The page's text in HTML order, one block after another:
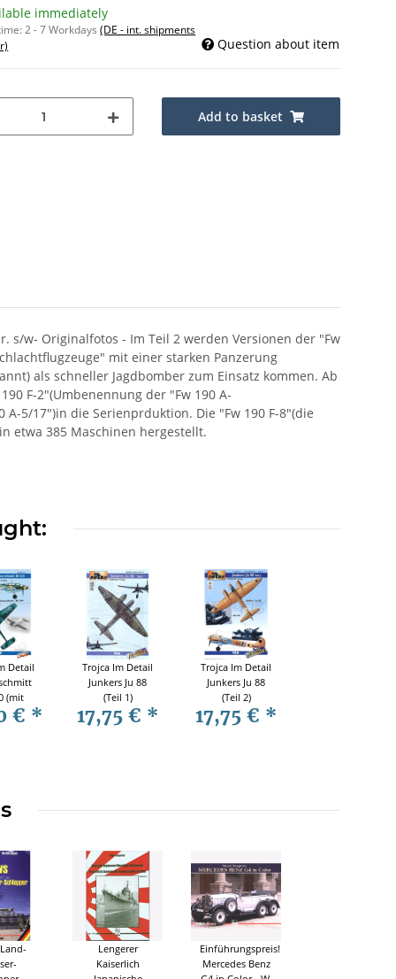
immediately
2 - 7 Workdays(DE - int. shipments
Question about item
Add to basket
s/w- Originalfotos - Im Teil 2 werden Versionen der "Fw
mit einer starken Panzerung
als schneller Jagdbomber zum Einsatz kommen. Ab
F-2"(Umbenennung der "Fw 190 A-
A-5/17")in die Serienprduktion. Die "Fw 190 F-8"(die
etwa 385 Maschinen hergestellt.
Detail
(mit
€ *
Trojca Im Detail
Junkers Ju 88
(Teil 1)
17,75 € *
Trojca Im Detail
Junkers Ju 88
(Teil 2)
17,75 € *
Lengerer
Kaiserlich
Einführungspreis!
Mercedes Benz